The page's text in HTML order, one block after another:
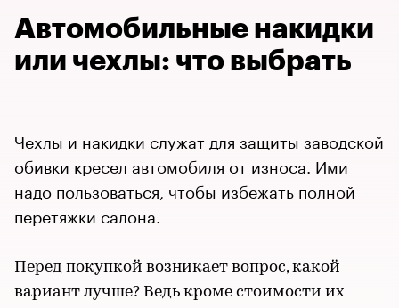
Автомобильные накидки
или чехлы: что выбрать
Чехлы и накидки служат для защиты заводской
обивки кресел автомобиля от износа. Ими
надо пользоваться, чтобы избежать полной
перетяжки салона.
Перед покупкой возникает вопрос, какой
вариант лучше? Ведь кроме стоимости их